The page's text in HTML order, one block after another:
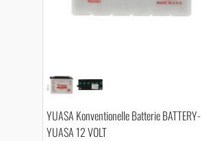
YUASA Konventionelle Batterie BATTERY-
YUASA 12 VOLT